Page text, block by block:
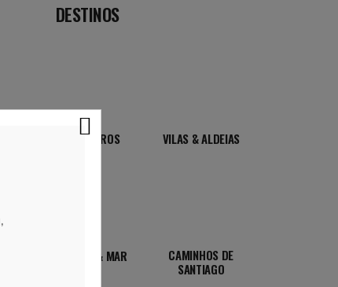
DESTINOS
ROTEIROS VILAS & ALDEIAS
PRAIA & MAR
CAMINHOS DE
SANTIAGO